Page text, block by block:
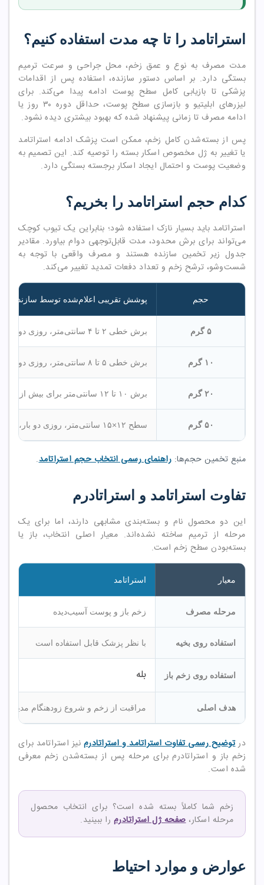
استراتامد را تا چه مدت استفاده کنیم؟
مدت مصرف به نوع و عمق زخم، محل جراحی و سرعت ترمیم
بستگی دارد. بر اساس دستور سازنده، استفاده پس از اقدامات
پزشکی تا بازیابی کامل سطح پوست ادامه پیدا می‌کند. برای
لیزرهای ابلیتیو و بازسازی سطح پوست، حداقل دوره ۳۰ روز یا
ادامه مصرف تا زمانی پیشنهاد شده که بهبود بیشتری دیده نشود.
پس از بسته‌شدن کامل زخم، ممکن است پزشک ادامه استراتامد
یا تغییر به ژل مخصوص اسکار بسته را توصیه کند. این تصمیم به
وضعیت پوست و احتمال ایجاد اسکار برجسته بستگی دارد.
کدام حجم استراتامد را بخریم؟
استراتامد باید بسیار نازک استفاده شود؛ بنابراین یک تیوب کوچک
می‌تواند برای برش محدود، مدت قابل‌توجهی دوام بیاورد. مقادیر
جدول زیر تخمین سازنده هستند و مصرف واقعی با توجه به
شست‌وشو، ترشح زخم و تعداد دفعات تمدید تغییر می‌کند.
حجم پوشش تقریبی اعلام‌شده توسط سازنده
۵ گرم برش خطی ۲ تا ۴ سانتی‌متر، روزی دو بار، بیش از ۹۰ روز
۱۰ گرم برش خطی ۵ تا ۸ سانتی‌متر، روزی دو بار، بیش از ۹۰ روز
۲۰ گرم برش ۱۰ تا ۱۲ سانتی‌متر برای بیش از ۹۰ روز یا سطح ۶×۱۲ سانتی‌متر برای بیش از ۶۰ روز
۵۰ گرم سطح ۱۲×۱۵ سانتی‌متر، روزی دو بار، بیش از ۶۰ روز
منبع تخمین حجم‌ها: راهنمای رسمی انتخاب حجم استراتامد.
تفاوت استراتامد و استراتادرم
این دو محصول نام و بسته‌بندی مشابهی دارند، اما برای یک
مرحله از ترمیم ساخته نشده‌اند. معیار اصلی انتخاب، باز یا
بسته‌بودن سطح زخم است.
معیار استراتامد
مرحله مصرف زخم باز و پوست آسیب‌دیده
استفاده روی بخیه با نظر پزشک قابل استفاده است
استفاده روی زخم باز بله
هدف اصلی مراقبت از زخم و شروع زودهنگام مدیریت
درتوضیح رسمی تفاوت استراتامد و استراتادرم نیز استراتامد برای
زخم باز و استراتادرم برای مرحله پس از بسته‌شدن زخم معرفی
شده است.
زخم شما کاملاً بسته شده است؟ برای انتخاب محصول
مرحله اسکار،صفحه ژل استراتادرم را ببینید.
عوارض و موارد احتیاط